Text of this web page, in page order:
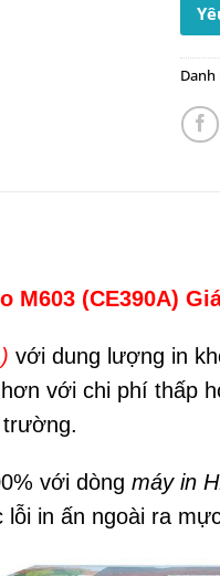
Danh
M603 (CE390A)
với dung lượng in
với chi phí thấp
với dòng máy in
in ấn ngoài ra